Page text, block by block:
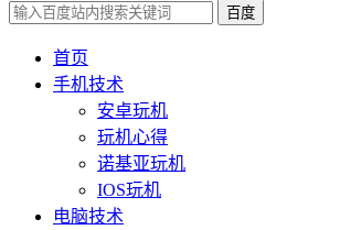
百度
首页
手机技术
安卓玩机
玩机心得
诺基亚玩机
IOS玩机
电脑技术